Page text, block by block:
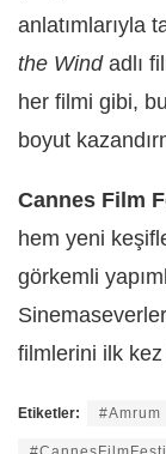
anlatımlarıyla
the Windadlı
her filmi gibi,
boyut
Cannes Film
hem yeni
görkemli
filmlerini ilk kez
Etiketler: #Amrum